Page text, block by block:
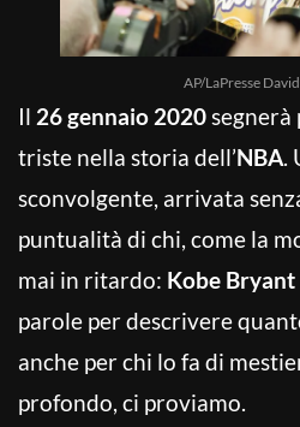
AP/LaPresse
Il 26 gennaio 2020segnerà
triste nella storia dell’NBA.
sconvolgente, arrivata
puntualità di chi, come la
mai in ritardo: Kobe Bryant
parole per descrivere
anche per chi lo fa di
profondo, ci proviamo.